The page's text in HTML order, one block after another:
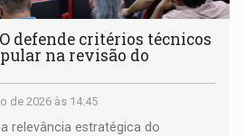
defende critérios técnicos
na revisão do
de 2026 às 14:45
relevância estratégica do